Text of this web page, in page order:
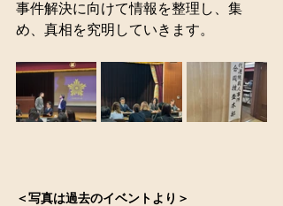
事件解決に向けて情報を整理し、集
め、真相を究明していきます。
＜写真は過去のイベントより＞